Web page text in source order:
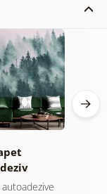
în ceață